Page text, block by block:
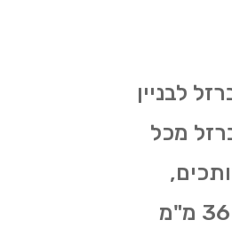
10 מ"מ, ברזל לבניין 12 מ"מ, ברזל לבניין 14 מ"מ, ברזל לבניין
ברזל מכל
קוצים לקשירה 6 מ"מ ו-5.5 מ"מ, רשתות ברזל 6 על 2.5 מרותכים בכל הקטרים החל מ 8 ועד 36 מ"מ